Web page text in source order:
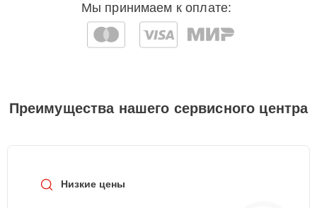
Мы принимаем к оплате:
Преимущества нашего сервисного центра
Низкие цены